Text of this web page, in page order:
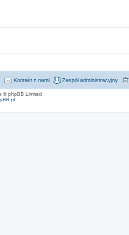
Zespół administracyjny
Kontakt z nami
© phpBB Limited